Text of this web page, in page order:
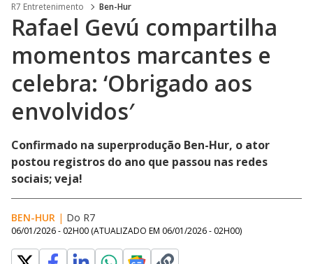
R7 Entretenimento Ben-Hur
Rafael Gevú compartilha
momentos marcantes e
celebra: ‘Obrigado aos
envolvidos′
Confirmado na superprodução Ben-Hur, o ator
postou registros do ano que passou nas redes
sociais; veja!
BEN-HUR | Do R7
06/01/2026 - 02H00 (ATUALIZADO EM 06/01/2026 - 02H00)